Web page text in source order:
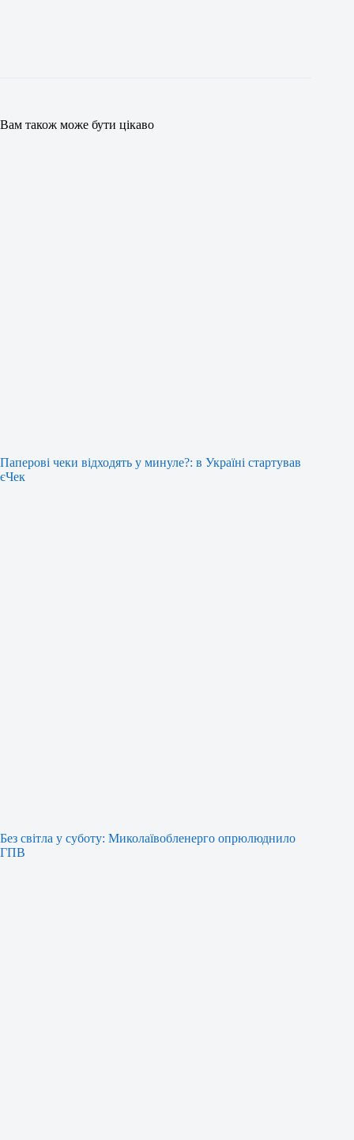
Вам також може бути цікаво
Паперові чеки відходять у минуле?: в Україні стартував
єЧек
Без світла у суботу: Миколаївобленерго опрюлюднило
ГПВ